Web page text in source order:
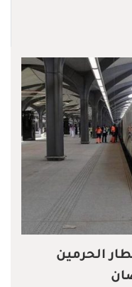
قطار الحرمين